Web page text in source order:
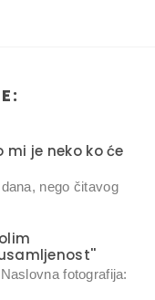
mi je neko ko će
nego čitavog
fotografija: